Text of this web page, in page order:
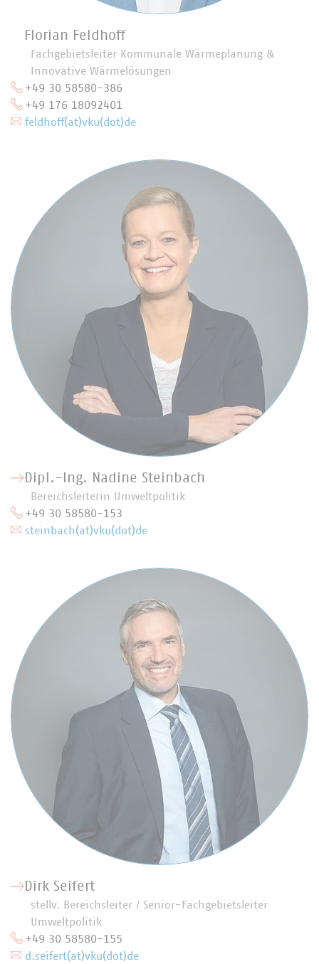
Florian Feldhoff
Fachgebietsleiter Kommunale Wärmeplanung &
Innovative Wärmelösungen
+49 30 58580-386
+49 176 18092401
feldhoff(at)vku(dot)de
Dipl.-Ing. Nadine Steinbach
Bereichsleiterin Umweltpolitik
+49 30 58580-153
steinbach(at)vku(dot)de
Dirk Seifert
stellv. Bereichsleiter / Senior-Fachgebietsleiter
Umweltpolitik
+49 30 58580-155
d.seifert(at)vku(dot)de